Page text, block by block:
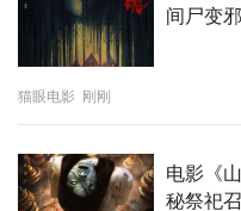
间尸变
猫眼电影 刚刚
电影《
秘祭祀